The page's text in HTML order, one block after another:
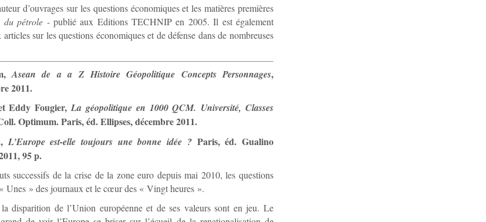
d’ouvrages sur les questions économiques et les matières premières
du pétrole - publié aux Editions TECHNIP en 2005. Il est également
sur les questions économiques et de défense dans de nombreuses
Asean de a a Z Histoire Géopolitique Concepts Personnages,
2011.
Eddy Fougier,La géopolitique en 1000 QCM. Université, Classes
Optimum. Paris, éd. Ellipses, décembre 2011.
L’Europe est-elle toujours une bonne idée ? Paris, éd. Gualino
95 p.
successifs de la crise de la zone euro depuis mai 2010, les questions
Unes » des journaux et le cœur des « Vingt heures ».
disparition de l’Union européenne et de ses valeurs sont en jeu. Le